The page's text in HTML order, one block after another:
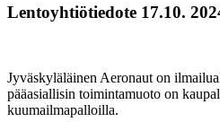
Lentoyhtiötiedote 17.10.
Jyväskyläläinen Aeronaut on
pääasiallisin toimintamuoto on
kuumailmapalloilla.